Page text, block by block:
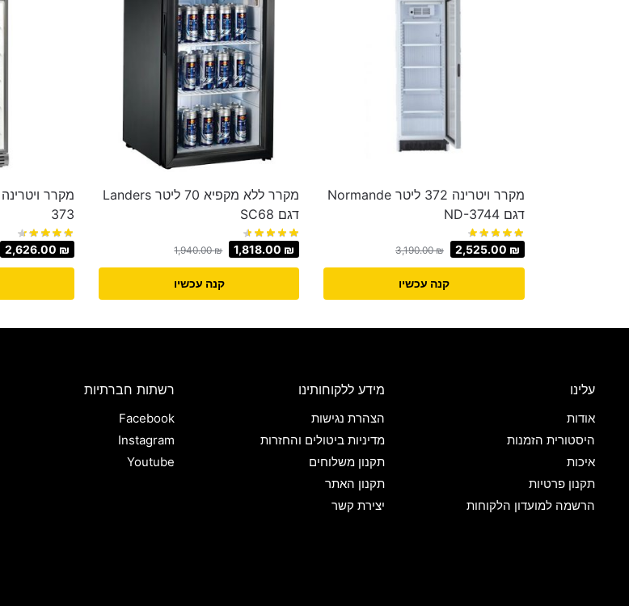
מקרר ויטרינה 372 ליטר Normande
דגם ND-3744
3,190.00₪ 2,525.00 ₪
קנה עכשיו
מקרר ‏ללא מקפיא 70 ליטר Landers
דגם SC68
1,940.00₪ 1,818.00 ₪
קנה עכשיו
373
2,626.00 ₪
עלינו
אודות
היסטורית הזמנות
איכות
תקנון פרטיות
הרשמה למועדון הלקוחות
מידע ללקוחותינו
הצהרת נגישות
מדיניות ביטולים והחזרות
תקנון משלוחים
תקנון האתר
יצירת קשר
רשתות חברתיות
Facebook
Instagram
Youtube